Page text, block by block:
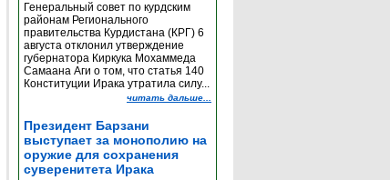
Генеральный совет по курдским
районам Регионального
правительства Курдистана (КРГ) 6
августа отклонил утверждение
губернатора Киркука Мохаммеда
Самаана Аги о том, что статья 140
Конституции Ирака утратила силу...
читать дальше...
Президент Барзани
выступает за монополию на
оружие для сохранения
суверенитета Ирака